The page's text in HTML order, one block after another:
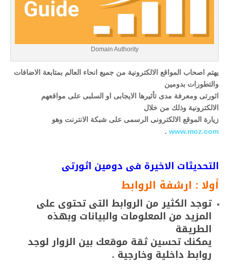
Domain Authority
يهتم اصحاب المواقع الالكترونية من جميع انحاء العالم بمتابعة الاضافات
والتطورات بدومين
اثورتى ومعرفة مدى تأثيرها الايجابى او السلبى على مواقعهم
الالكترونية وذلك من خلال
زيارة الموقع الالكترونى الرسمى على شبكة الانترنت وهو
www.moz.com
.
التحديثات الاخيرة فى دومين اثورتى
أولا : ارشفة الروابط
توجد الكثير من الروابط التى تحتوى على
المزيد من المعلومات والبيانات وبهذه
الطريقة
يمكنك تحسين ثقة موقعك بين الزوار لوجد
روابط داخلية وخارجية .